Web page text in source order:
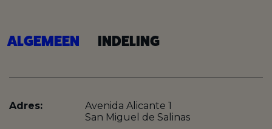
ALGEMEEN INDELING
Adres:
Avenida Alicante 1
San Miguel de Salinas